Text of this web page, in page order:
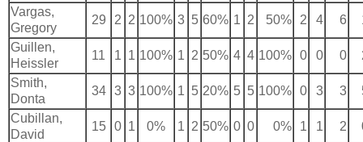
Vargas,
Gregory
29 2 2 100% 3 5 60% 1 2 50% 2 4 6
Guillen,
Heissler
11 1 1 100% 1 2 50% 4 4 100% 0 0 0
Smith,
Donta
34 3 3 100% 1 5 20% 5 5 100% 0 3 3
Cubillan,
David
15 0 1 0% 1 2 50% 0 0 0% 1 1 2